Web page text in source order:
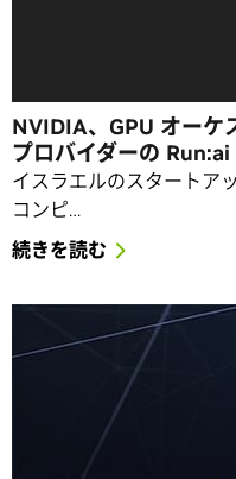
NVIDIA、GPU オーケ
プロバイダーの
イスラエルのスタートア
コンピ…
続きを読む